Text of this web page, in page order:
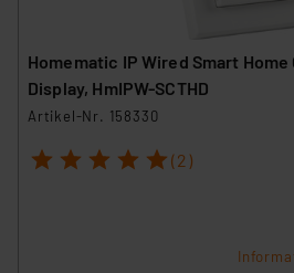
Homematic IP Wired Smart Home
Display, HmIPW-SCTHD
Artikel-Nr. 158330
1 2 3 4 5 (2)